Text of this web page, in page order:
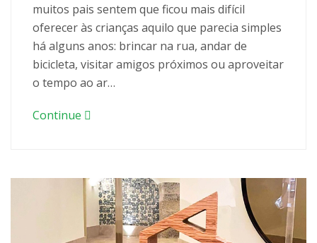
muitos pais sentem que ficou mais difícil
oferecer às crianças aquilo que parecia simples
há alguns anos: brincar na rua, andar de
bicicleta, visitar amigos próximos ou aproveitar
o tempo ao ar…
Continue